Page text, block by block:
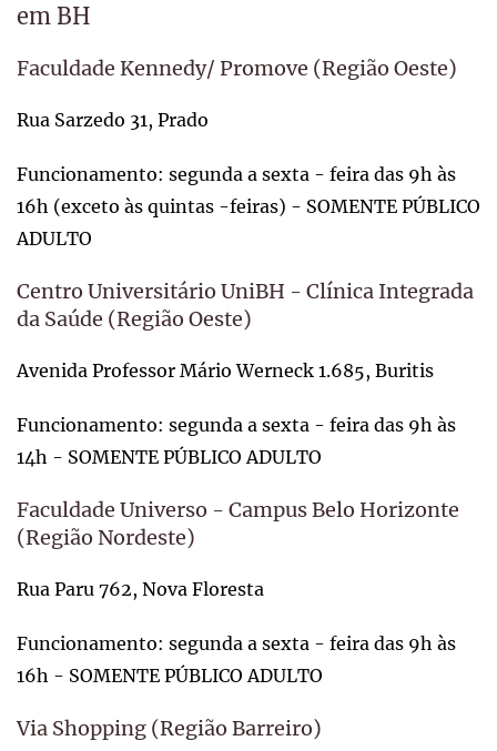
em BH
Faculdade Kennedy/ Promove (Região Oeste)
Rua Sarzedo 31, Prado
Funcionamento: segunda a sexta - feira das 9h às
16h (exceto às quintas -feiras) - SOMENTE PÚBLICO
ADULTO
Centro Universitário UniBH - Clínica Integrada
da Saúde (Região Oeste)
Avenida Professor Mário Werneck 1.685, Buritis
Funcionamento: segunda a sexta - feira das 9h às
14h - SOMENTE PÚBLICO ADULTO
Faculdade Universo - Campus Belo Horizonte
(Região Nordeste)
Rua Paru 762, Nova Floresta
Funcionamento: segunda a sexta - feira das 9h às
16h - SOMENTE PÚBLICO ADULTO
Via Shopping (Região Barreiro)